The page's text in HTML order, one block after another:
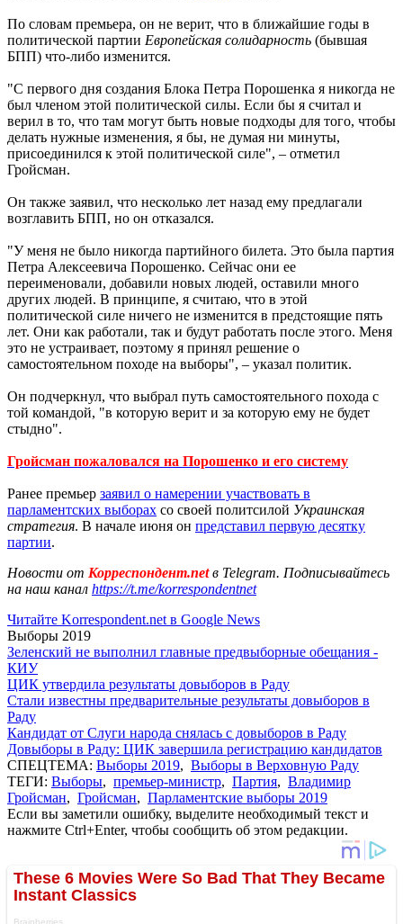
По словам премьера, он не верит, что в ближайшие годы в
политической партии Европейская солидарность (бывшая
БПП) что-либо изменится.
"С первого дня создания Блока Петра Порошенка я никогда не
был членом этой политической силы. Если бы я считал и
верил в то, что там могут быть новые подходы для того, чтобы
делать нужные изменения, я бы, не думая ни минуты,
присоединился к этой политической силе", – отметил
Гройсман.
Он также заявил, что несколько лет назад ему предлагали
возглавить БПП, но он отказался.
"У меня не было никогда партийного билета. Это была партия
Петра Алексеевича Порошенко. Сейчас они ее
переименовали, добавили новых людей, оставили много
других людей. В принципе, я считаю, что в этой
политической силе ничего не изменится в предстоящие пять
лет. Они как работали, так и будут работать после этого. Меня
это не устраивает, поэтому я принял решение о
самостоятельном походе на выборы", – указал политик.
Он подчеркнул, что выбрал путь самостоятельного похода с
той командой, "в которую верит и за которую ему не будет
стыдно".
Гройсман пожаловался на Порошенко и его систему
Ранее премьер заявил о намерении участвовать в
парламентских выборах со своей политсилой Украинская
стратегия. В начале июня он представил первую десятку
партии.
Новости от Корреспондент.netв Telegram. Подписывайтесь
на наш канал https://t.me/korrespondentnet
Читайте Korrespondent.net в Google News
Выборы 2019
Зеленский не выполнил главные предвыборные обещания -
КИУ
ЦИК утвердила результаты довыборов в Раду
Стали известны предварительные результаты довыборов в
Раду
Кандидат от Слуги народа снялась с довыборов в Раду
Довыборы в Раду: ЦИК завершила регистрацию кандидатов
СПЕЦТЕМА: Выборы 2019, Выборы в Верховную Раду
ТЕГИ: Выборы, премьер-министр, Партия, Владимир
Гройсман, Гройсман, Парламентские выборы 2019
Если вы заметили ошибку, выделите необходимый текст и
нажмите Ctrl+Enter, чтобы сообщить об этом редакции.